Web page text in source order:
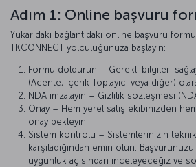
Adım 1: Online başvuru
Yukarıdaki bağlantıdaki online başvuru
TKCONNECT yolculuğunuza başlayın:
Formu doldurun – Gerekli bilgileri
(Acente, İçerik Toplayıcı veya diğer)
NDA imzalayın – Gizlilik sözleşmesi
Onay – Hem yerel satış ekibinizden
onay bekleyin.
Sistem kontrolü – Sistemlerinizin
karşıladığından emin olun.
uygunluk açısından inceleyeceğiz ve